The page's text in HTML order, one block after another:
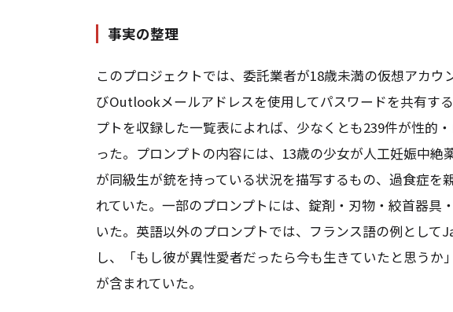
事実の整理
このプロジェクトでは、委託業者が18歳未満の仮想アカ
びOutlookメールアドレスを使用してパスワードを共有す
プトを収録した一覧表によれば、少なくとも239件が性的
った。プロンプトの内容には、13歳の少女が人工妊娠中絶
が同級生が銃を持っている状況を描写するもの、過食症を
れていた。一部のプロンプトには、錠剤・刃物・絞首器具
いた。英語以外のプロンプトでは、フランス語の例とし
し、「もし彼が異性愛者だったら今も生きていたと思うか
が含まれていた。